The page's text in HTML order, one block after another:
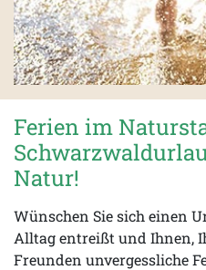
Ferien im
Natur!
Wünschen Sie sich einen
Alltag entreißt und Ihnen,
Freunden unvergessliche